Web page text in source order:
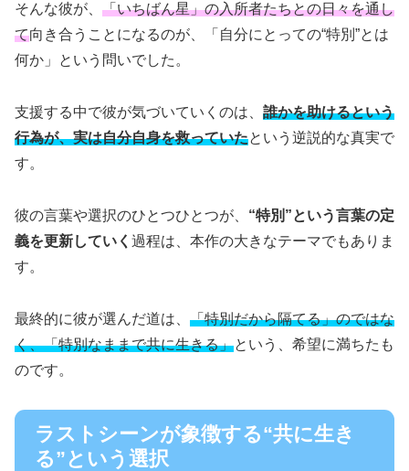
そんな彼が、 「いちばん星」の入所者たちとの日々を通し
て向き合うことになるのが、「自分にとっての“特別”とは
何か」という問いでした。
支援する中で彼が気づいていくのは、 誰かを助けるという
行為が、実は自分自身を救っていたという逆説的な真実で
す。
彼の言葉や選択のひとつひとつが、 “特別”という言葉の定
義を更新していく 過程は、本作の大きなテーマでもありま
す。
最終的に彼が選んだ道は、 「特別だから隔てる」のではな
く、「特別なままで共に生きる」という、希望に満ちたも
のです。
ラストシーンが象徴する“共に生き
る”という選択